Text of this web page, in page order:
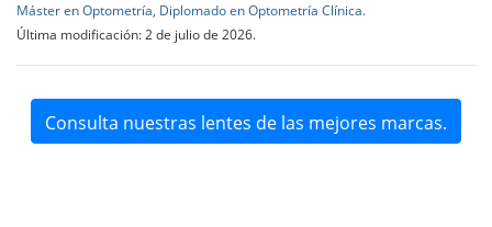
Máster en Optometría, Diplomado en Optometría Clínica.
Última modificación: 2 de julio de 2026.
Consulta nuestras lentes de las mejores marcas.